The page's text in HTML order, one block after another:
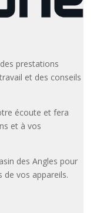
prestations
et des conseils
écoute et fera
et à vos
des Angles pour
de vos appareils.